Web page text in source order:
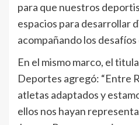
para que nuestros
espacios para desarrollar
acompañando los desafíos
En el mismo marco, el
Deportes agregó: “Entre
atletas adaptados y
ellos nos hayan